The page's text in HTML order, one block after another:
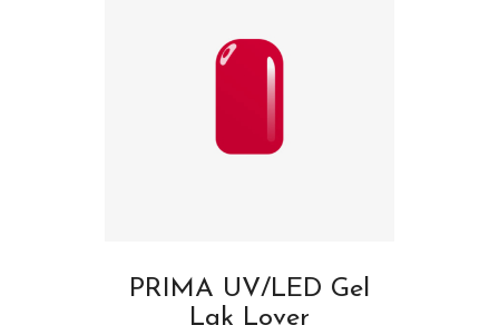
PRIMA UV/LED Gel
Lak Lover